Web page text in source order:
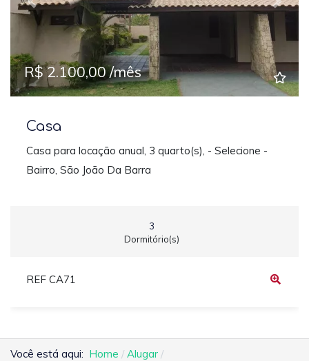
Previous Next
R$ 2.100,00 /mês
Casa
Casa para locação anual, 3 quarto(s), - Selecione -
Bairro, São João Da Barra
3
Dormitório(s)
REF CA71
Você está aqui: Home
Alugar